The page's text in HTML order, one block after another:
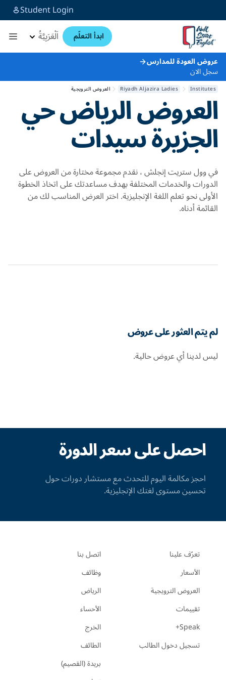
Student Login
ابدأ التعلّم اَلْعَرَبِيَّةُ
عروض العودة للمدارس
سجل الان
Institutes
Riyadh Aljazira Ladies العروض الترويجية العروضالرياض حي
الجزيرة سيدات
في وول ستريت إنجلش ، نقدم مجموعة مختارة من العروض على
الدورات والخدمات المختلفة بهدف مساعدتك على اتخاذ الخطوة
الأولى نحو تعلم اللغة الإنجليزية. اختر العرض المناسب لك من
القائمة أدناه.
لم يتم العثور على عروض
ليس لدينا أي عروض حالية.
احصل على سعر الدورة
احجز مكالمة اليوم للتحدث مع مستشار دورات حول
تحسين مستوى لغتك الإنجليزية.
تعرّف علينا
الأسعار
العروض الترويجية
تقييمات
Speak+
تسجيل دخول الطالب
اتصل بنا
وظائف
الرياض
الأحساء
الخرج
الطائف
بريدة (القصيم)